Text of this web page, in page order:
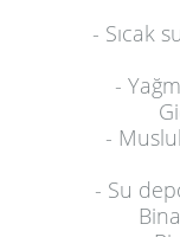
- Sıcak
-
-
- Su